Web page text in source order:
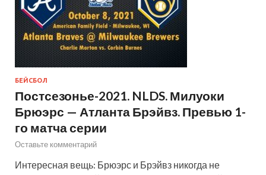
БЕЙСБОЛ
Постсезонье-2021. NLDS. Милуоки
Брюэрс — Атланта Брэйвз. Превью 1-
го матча серии
Оставьте комментарий
Интересная вещь: Брюэрс и Брэйвз никогда не